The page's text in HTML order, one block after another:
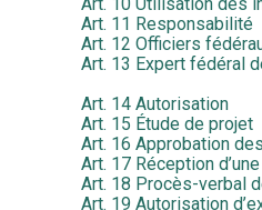
Art. 11 Responsabilité
Art. 12 Officiers
Art. 13 Expert fédéral
Art. 14 Autorisation
Art. 15 Étude de projet
Art. 16 Approbation
Art. 17 Réception
Art. 18 Procès-verbal
Art. 19 Autorisation